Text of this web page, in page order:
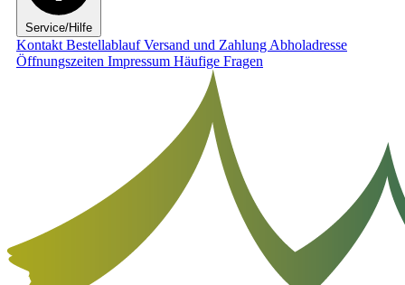
Service/Hilfe
Kontakt BestellablaufVersand und Zahlung Abholadresse
Öffnungszeiten Impressum Häufige Fragen